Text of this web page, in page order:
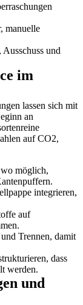
manuelle
und
im
lassen sich mit
an
auf CO2,
möglich,
integrieren,
auf
Trennen, damit
dass
werden.
und